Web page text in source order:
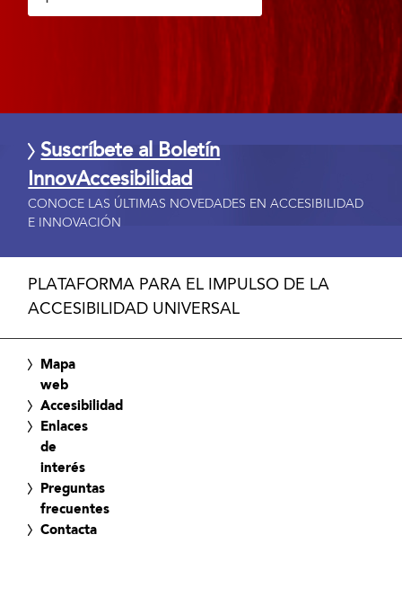
Suscríbete al Boletín
InnovAccesibilidad
CONOCE LAS ÚLTIMAS NOVEDADES EN ACCESIBILIDAD
E INNOVACIÓN
PLATAFORMA PARA EL IMPULSO DE LA
ACCESIBILIDAD UNIVERSAL
Mapa
web
Accesibilidad
Enlaces
de
interés
Preguntas
frecuentes
Contacta